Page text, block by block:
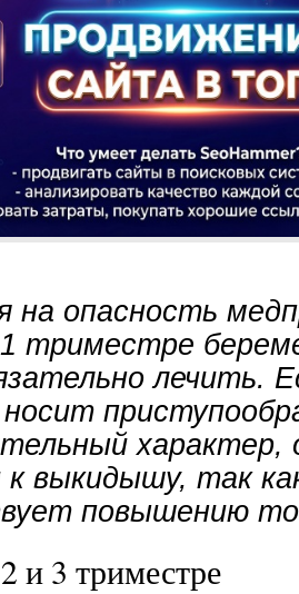
на опасность
триместре
лечить.
к выкидышу, так
повышению
и 3 триместре